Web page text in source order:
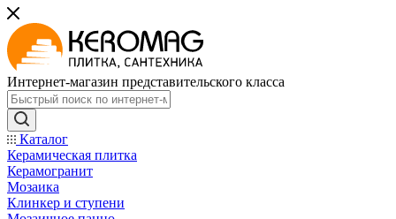
Интернет-магазин представительского класса
Каталог
Керамическая плитка
Керамогранит
Мозаика
Клинкер и ступени